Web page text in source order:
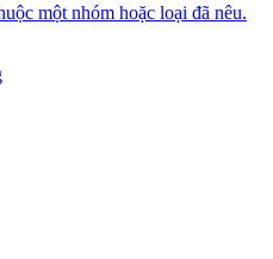
một nhóm hoặc loại đã nêu.